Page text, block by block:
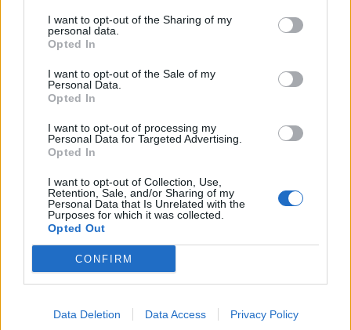
I want to opt-out of the Sharing of my
personal data.
Opted In
I want to opt-out of the Sale of my
Personal Data.
Opted In
I want to opt-out of processing my
Personal Data for Targeted Advertising.
Opted In
I want to opt-out of Collection, Use,
Retention, Sale, and/or Sharing of my
Personal Data that Is Unrelated with the
Purposes for which it was collected.
Opted Out
CONFIRM
Data Deletion Data Access Privacy Policy
C’è un’altra partita che più delle altre è rimasto
nell’immaginario collettivo: è quella del 2009,
quando in un San Siro strapieno gli All Blacks
fecero una fatica incredibile per avere ragione
Nick Mallett, passò in vantaggio con il piede di
Gower e mise in croce la mischia
neozelandese. Col passare dei minuti gli All
Blacks riuscirono a ribaltare la partita, ma
senza mai prendere il largo, e nel finale furono
messi alle strette dal pacchetto azzurro. Il
video di quell’assalto è diventato ormai un
“cult” anche sul web: 10 minuti in cui gli All
Blacks sono costretti a difendere coi denti e